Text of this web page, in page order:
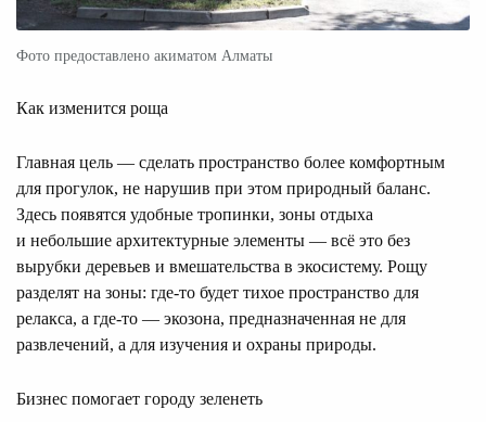
Фото предоставлено акиматом Алматы
Как изменится роща
Главная цель — сделать пространство более комфортным
для прогулок, не нарушив при этом природный баланс.
Здесь появятся удобные тропинки, зоны отдыха
и небольшие архитектурные элементы — всё это без
вырубки деревьев и вмешательства в экосистему. Рощу
разделят на зоны: где-то будет тихое пространство для
релакса, а где-то — экозона, предназначенная не для
развлечений, а для изучения и охраны природы.
Бизнес помогает городу зеленеть